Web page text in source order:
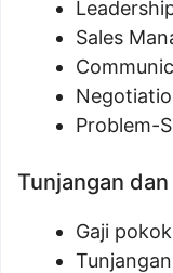
Sales
Problem-
Tunjangan
Gaji